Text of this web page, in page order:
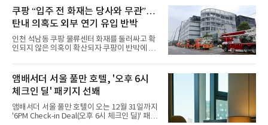
라 극장을 모티브로 한 데코레이션으로 구성됐
다. 무대 공간 및 티켓 박스
주민을 대상으로 전문 출장 청소서비스 지원에
나섬으로써 본격적인 지역사회 복구 작업이 시
작된 것이다.대피소 주민 중심 청소 접수, 첫날
부터 2가구 지원 완료CFS는 신현초등학교, 신
현북초등학교, 신현여자중학교 등 인천 서해구
관내 임시 대피소 3곳에서 체류해온 화재 피해
민들의 호응 속에 CFS는 즉시 행동에 나섰다. 지
난 28일 오후 전문 청소업체와
쿠팡 “입주 전 화재는 당사와 무관”…
탄내 의혹도 외부 연기 유입 반박
인천 석남동 쿠팡 물류센터 화재를 둘러싸고 확
인되지 않은 의혹이 확산되자 쿠팡이 반박에 나
에 대해서는 외부 화재 연기 유입이라고 설명했
고, 2023년 같은 물류센터에서 발생한 화재에
대해서도 쿠팡 입주 전 공사 과정에서 벌어진 일
이라며 선을 그었다.쿠팡은 21일 인천 물류센터
내부에서 불이 타는 냄새가 났다는 의혹과 관련
해 “사실무근”이라는 입장을 밝혔다.회사 측은
“인근에서 지난 15일 다른 회사에서 발생한 대
앰배서더 서울 풀만 호텔, '오후 6시
체크인 딜' 패키지 선봬
앰배서더 서울 풀만 호텔이 오는 12월 31일까지
'6PM Check-in Deal(오후 6시 체크인 딜)' 패키